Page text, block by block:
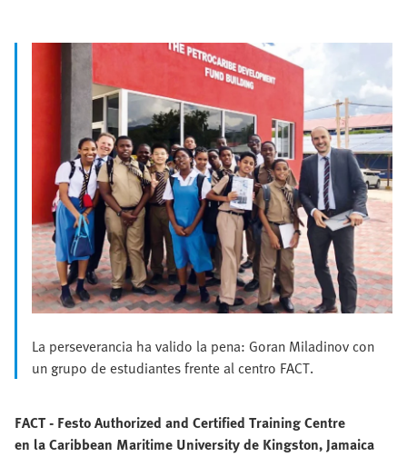
La perseverancia ha valido la pena: Goran Miladinov con
un grupo de estudiantes frente al centro FACT.
FACT - Festo Authorized and Certified Training Centre
en la Caribbean Maritime University de Kingston, Jamaica